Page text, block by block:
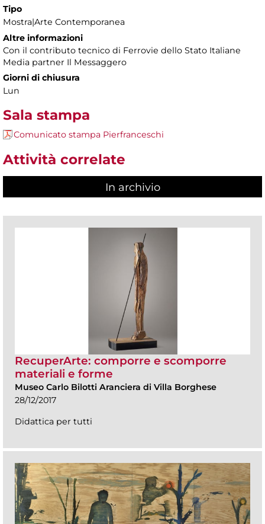
Tipo
Mostra|Arte Contemporanea
Altre informazioni
Con il contributo tecnico di Ferrovie dello Stato Italiane
Media partner Il Messaggero
Giorni di chiusura
Lun
Sala stampa
Comunicato stampa Pierfranceschi
Attività correlate
In archivio
RecuperArte: comporre e scomporre
materiali e forme
Museo Carlo Bilotti Aranciera di Villa Borghese
28/12/2017
Didattica per tutti